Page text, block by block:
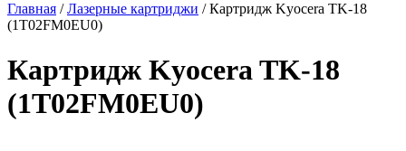
Главная /Лазерные картриджи / Картридж Kyocera TK-18
(1T02FM0EU0)
Картридж Kyocera TK-18
(1T02FM0EU0)